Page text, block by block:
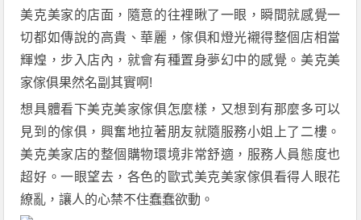
美克美家的店面，隨意的往裡瞅了一眼，瞬間就感覺一
切都如傳說的高貴、華麗，傢俱和燈光襯得整個店相當
輝煌，步入店內，就會有種置身夢幻中的感覺。美克美
家傢俱果然名副其實啊!
想具體看下美克美家傢俱怎麼樣，又想到有那麼多可以
見到的傢俱，興奮地拉著朋友就隨服務小姐上了二樓。
美克美家店的整個購物環境非常舒適，服務人員態度也
超好。一眼望去，各色的歐式美克美家傢俱看得人眼花
繚亂，讓人的心禁不住蠢蠢欲動。